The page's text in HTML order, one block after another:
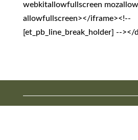
webkitallowfullscreen
allowfullscreen></iframe><!--
[et_pb_line_break_holder] --></